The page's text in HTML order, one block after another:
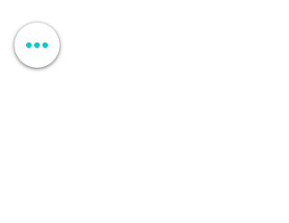
Contactos >
+351 912 410 079